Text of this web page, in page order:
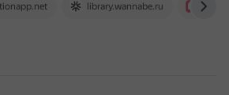
library.wannabe.ru